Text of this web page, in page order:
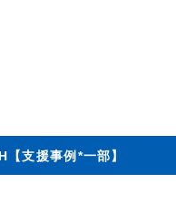
支援事例*一部】